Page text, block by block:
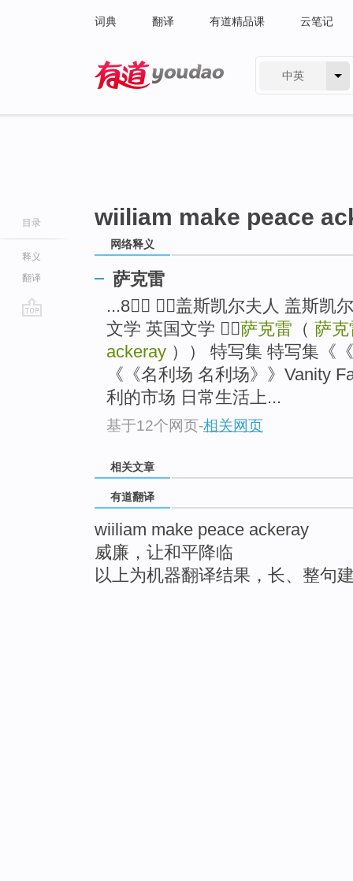
词典 翻译 有道精品课 云笔记
中英
目录
释义
翻译
wiiliam make peace
网络释义
萨克雷
...8）） 盖斯凯尔夫人 盖斯凯
文学 英国文学 萨克雷 （ 萨克
ackeray ）） 特写集 特写集《
《《名利场 名利场》》Vanity
利的市场 日常生活上...
基于12个网页-相关网页
相关文章
有道翻译
wiiliam make peace ackeray
威廉，让和平降临
以上为机器翻译结果，长、整句